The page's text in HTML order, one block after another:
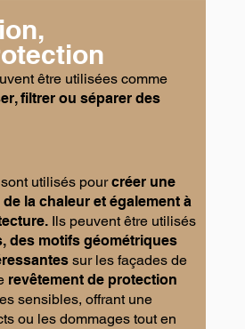
être utilisées comme
filtrer ou séparer des
utilisés pourcréer une
la chaleur et également à
Ils peuvent être utilisés
des motifs géométriques
sur les façades de
revêtement de protection
sensibles, offrant une
ou les dommages tout en